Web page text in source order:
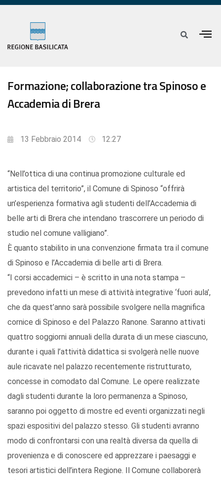
Formazione; collaborazione tra Spinoso e
Accademia di Brera
13 Febbraio 2014 12:27
“Nell’ottica di una continua promozione culturale ed
artistica del territorio”, il Comune di Spinoso “offrirà
un’esperienza formativa agli studenti dell’Accademia di
belle arti di Brera che intendano trascorrere un periodo di
studio nel comune valligiano”.
È quanto stabilito in una convenzione firmata tra il comune
di Spinoso e l’Accademia di belle arti di Brera.
“I corsi accademici – è scritto in una nota stampa –
prevedono infatti un mese di attività integrative ‘fuori aula’,
che da quest’anno sarà possibile svolgere nella magnifica
cornice di Spinoso e del Palazzo Ranone. Saranno attivati
quattro soggiorni annuali della durata di un mese ciascuno,
durante i quali l’attività didattica si svolgerà nelle nuove
aule ricavate nel palazzo recentemente ristrutturato,
concesse in comodato dal Comune. Le opere realizzate
dagli studenti durante la loro permanenza a Spinoso,
saranno poi oggetto di mostre ed eventi organizzati negli
spazi espositivi del palazzo stesso. Gli studenti avranno
modo di confrontarsi con una realtà diversa da quella di
provenienza e di conoscere ed apprezzare i paesaggi e
tesori artistici dell’intera Regione. Il Comune collaborerà